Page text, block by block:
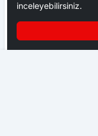
Ankara Ziraat
inceleyebilirsiniz.